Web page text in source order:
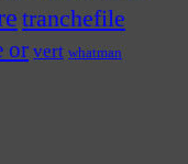
tranchefile
or vert whatman